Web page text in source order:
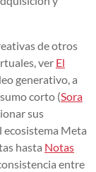
de otros
ver El
generativo, a
corto (Sora
sus
ecosistema Meta
hasta Notas
entre